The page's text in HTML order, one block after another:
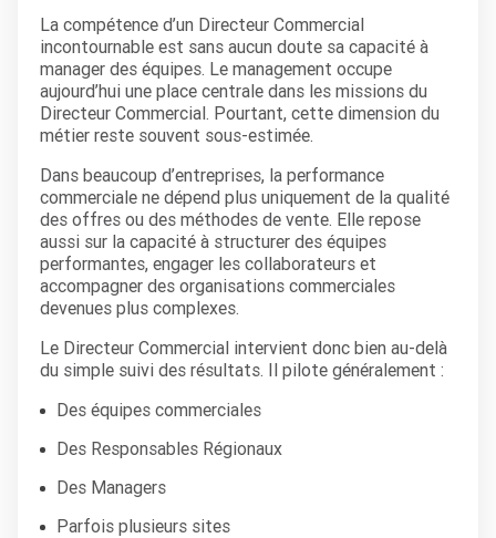
La compétence d’un Directeur Commercial
incontournable est sans aucun doute sa capacité à
manager des équipes. Le management occupe
aujourd’hui une place centrale dans les missions du
Directeur Commercial. Pourtant, cette dimension du
métier reste souvent sous-estimée.
Dans beaucoup d’entreprises, la performance
commerciale ne dépend plus uniquement de la qualité
des offres ou des méthodes de vente. Elle repose
aussi sur la capacité à structurer des équipes
performantes, engager les collaborateurs et
accompagner des organisations commerciales
devenues plus complexes.
Le Directeur Commercial intervient donc bien au-delà
du simple suivi des résultats. Il pilote généralement :
Des équipes commerciales
Des Responsables Régionaux
Des Managers
Parfois plusieurs sites